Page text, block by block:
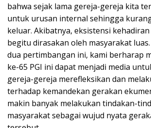
bahwa sejak lama gereja-gereja kita
untuk urusan internal sehingga
keluar. Akibatnya, eksistensi
begitu dirasakan oleh masyarakat
dua pertimbangan ini, kami berharap
ke-65 PGI ini dapat menjadi media
gereja-gereja merefleksikan dan
terhadap kemandekan gerakan
makin banyak melakukan tindakan-
masyarakat sebagai wujud nyata